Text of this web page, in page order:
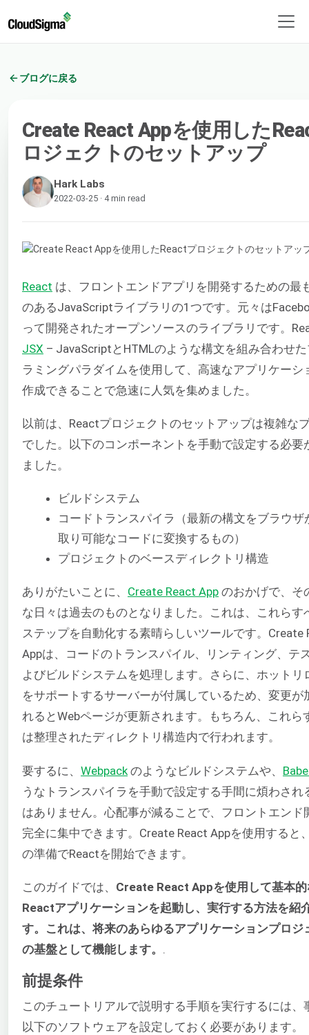
ブログに戻る
Create React Appを使用した
ロジェクトのセットアップ
Hark Labs
2022-03-25 · 4 min read
React は、フロントエンドアプリを開発するための最
のあるJavaScriptライブラリの1つです。元々は
って開発されたオープンソースのライブラリです。
JSX – JavaScriptとHTMLのような構文を組み合わせ
ラミングパラダイムを使用して、高速なアプリケーシ
作成できることで急速に人気を集めました。
以前は、Reactプロジェクトのセットアップは複雑な
でした。以下のコンポーネントを手動で設定する必要
ました。
ビルドシステム
コードトランスパイラ（最新の構文をブラウザ
取り可能なコードに変換するもの）
プロジェクトのベースディレクトリ構造
ありがたいことに、 Create React App のおかげで、そ
な日々は過去のものとなりました。これは、これらす
ステップを自動化する素晴らしいツールです。Create
Appは、コードのトランスパイル、リンティング、テ
よびビルドシステムを処理します。さらに、ホットリ
をサポートするサーバーが付属しているため、変更が
れるとWebページが更新されます。もちろん、これら
は整理されたディレクトリ構造内で行われます。
要するに、 Webpack のようなビルドシステムや、
うなトランスパイラを手動で設定する手間に煩わされ
はありません。心配事が減ることで、フロントエンド
完全に集中できます。Create React Appを使用すると
の準備でReactを開始できます。
このガイドでは、 Create React Appを使用して基本
Reactアプリケーションを起動し、実行する方法を紹
す。これは、将来のあらゆるアプリケーションプロジ
の基盤として機能します。
前提条件
このチュートリアルで説明する手順を実行するには、
以下のソフトウェアを設定しておく必要があります。